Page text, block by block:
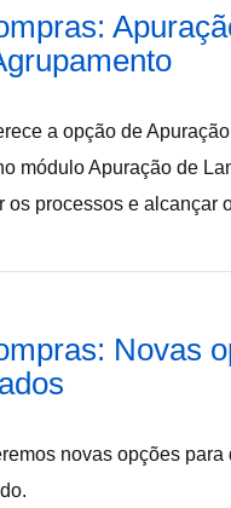
a opção de
módulo Apuração de
processos e alcançar
Novas
novas opções